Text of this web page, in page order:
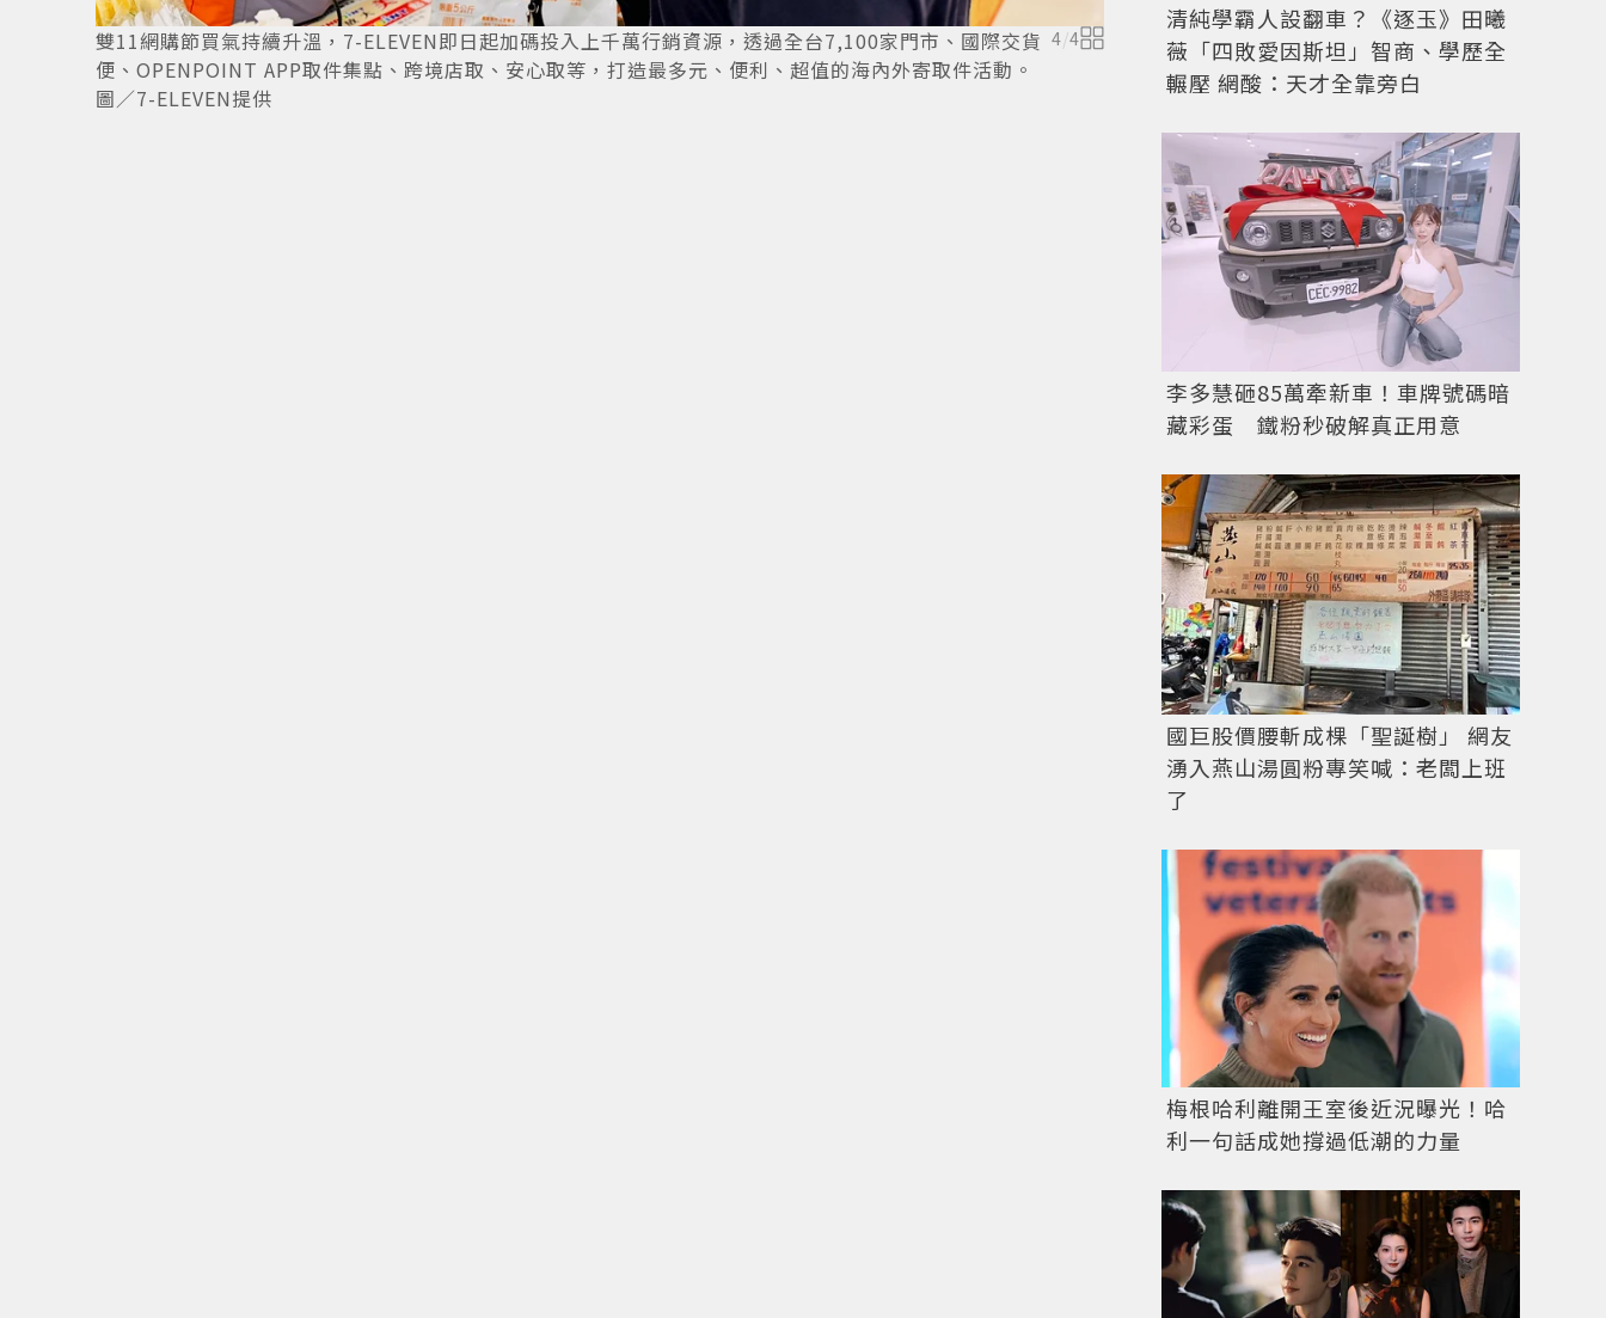
雙11網購節買氣持續升溫，7-ELEVEN即日起加碼投入上千萬行銷資源，透過全台7,100家門市、國際交貨
便、OPENPOINT APP取件集點、跨境店取、安心取等，打造最多元、便利、超值的海內外寄取件活動。
圖／7-ELEVEN提供
4/4
7-ELEVEN即日起至12月23日推出「安心取與帳單繳
可累積點數參加抽獎活動。圖／7-ELEVEN提供
清純學霸人設翻車？《逐玉》田曦
薇「四敗愛因斯坦」智商、學歷全
輾壓 網酸：天才全靠旁白
李多慧砸85萬牽新車！車牌號碼暗
藏彩蛋 鐵粉秒破解真正用意
國巨股價腰斬成棵「聖誕樹」 網友
湧入燕山湯圓粉專笑喊：老闆上班
了
梅根哈利離開王室後近況曝光！哈
利一句話成她撐過低潮的力量